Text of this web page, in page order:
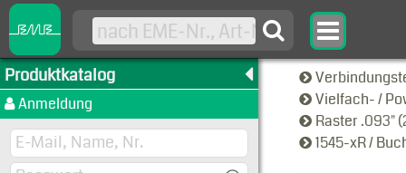
Produktkatalog
Anmeldung
Vielfach- /
Raster .093"
1545-xR /